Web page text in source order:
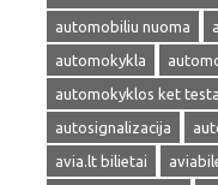
automobiliu nuoma
automokykla
automokyklos ket
autosignalizacija
avia.lt bilietai